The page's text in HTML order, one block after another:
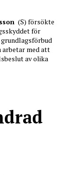
(S) försökte
för
arbetar med att
av olika